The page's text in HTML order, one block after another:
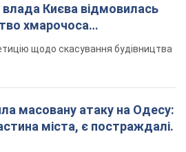
Києва відмовилась
хмарочоса
щодо скасування будівництва
масовану атаку на Одесу:
міста, є постраждалі.